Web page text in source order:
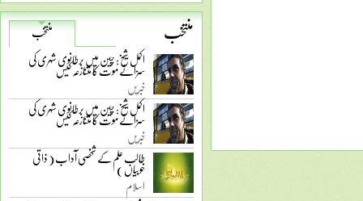
منتخب
منتخب
اکمل شیخ: چین میں برطانوی شہری کی
سزائے موت کا متنازعہ کیس
خبریں
اکمل شیخ: چین میں برطانوی شہری کی
سزائے موت کا متنازعہ کیس
خبریں
طالب علم کے شخصی آداب ( ذاتی
خوبیاں )
اسلام